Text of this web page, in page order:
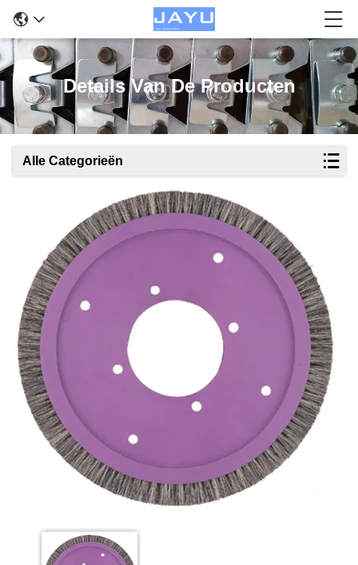
Details Van De Producten
Alle Categorieën